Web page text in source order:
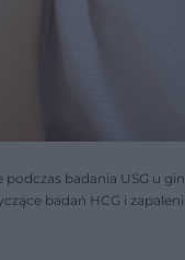
podczas badania USG u
badań HCG i